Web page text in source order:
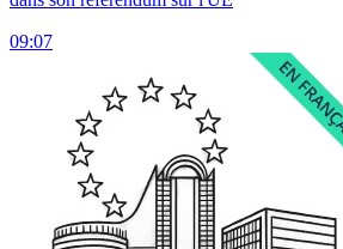
09:07